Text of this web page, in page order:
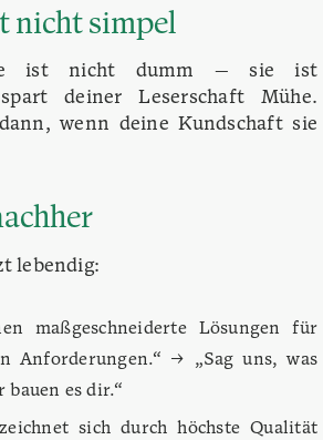
nicht simpel
ist nicht dumm — sie ist
deiner Leserschaft Mühe.
wenn deine Kundschaft sie
lebendig:
maßgeschneiderte Lösungen für
Anforderungen.“ → „Sag uns, was
es dir.“
sich durch höchste Qualität